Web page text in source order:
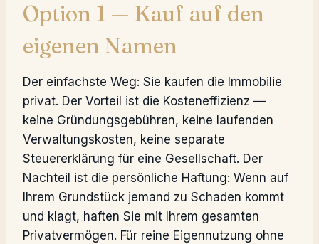
Option 1 — Kauf auf den
eigenen Namen
Der einfachste Weg: Sie kaufen die Immobilie
privat. Der Vorteil ist die Kosteneffizienz —
keine Gründungsgebühren, keine laufenden
Verwaltungskosten, keine separate
Steuererklärung für eine Gesellschaft. Der
Nachteil ist die persönliche Haftung: Wenn auf
Ihrem Grundstück jemand zu Schaden kommt
und klagt, haften Sie mit Ihrem gesamten
Privatvermögen. Für reine Eigennutzung ohne